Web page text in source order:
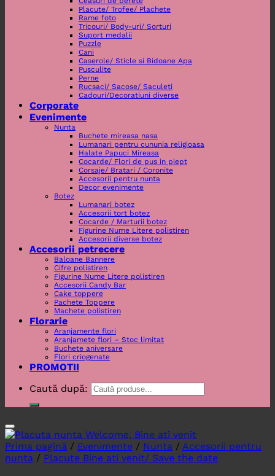
Placute/ Trofee/ Plachete
Rame foto
Tricouri/ Body-uri/ Sorturi
Suport medalii
Puzzle
Cani
Caserole/ Sticle si Bidoane Apa
Pusculite
Perne
Rucsaci/ Sacose/ Saculeti
Cadouri/Decoratiuni diverse
Corporate
Evenimente
Nunta
Buchete mireasa nasa
Lumanari pentru cununia religioasa
Halate Papuci Mireasa
Cocarde/ Flori de pus in piept
Corsaje/ Bratari / Coronite
Accesorii pentru nunta
Decor evenimente
Botez
Lumanari botez
Accesorii tort botez
Cocarde / Marturii botez
Figurine Nume Litere polistiren
Accesorii diverse botez
Accesorii petrecere
Baloane Bannere
Cifre polistiren
Figurine Nume Litere polistiren
Accesorii Candy Bar
Cake toppere
Pachete Toppere
Machete polistiren
Florarie
Aranjamente flori
Aranjamete flori – Stoc limitat
Buchete aniversare
Flori criogenate
PROMOTII
Caută după:
Prima pagină / Evenimente / Nunta / Accesorii pentru
nunta / Placute Bine ati venit/ Save the date